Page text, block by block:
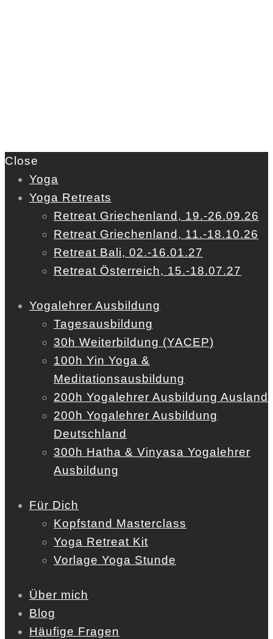
Close
Yoga
Yoga Retreats
Retreat Griechenland, 19.-26.09.26
Retreat Griechenland, 11.-18.10.26
Retreat Bali, 02.-16.01.27
Retreat Österreich, 15.-18.07.27
Yogalehrer Ausbildung
Tagesausbildung
30h Weiterbildung (YACEP)
100h Yin Yoga &
Meditationsausbildung
200h Yogalehrer Ausbildung Ausland
200h Yogalehrer Ausbildung
Deutschland
300h Hatha & Vinyasa Yogalehrer
Ausbildung
Für Dich
Kopfstand Masterclass
Yoga Retreat Kit
Vorlage Yoga Stunde
Über mich
Blog
Häufige Fragen